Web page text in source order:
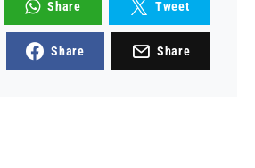
Share Tweet
Share Share